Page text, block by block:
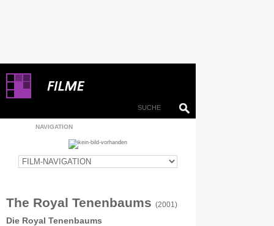
NAVIGATION
The Royal Tenenbaums (2001)
Die Royal Tenenbaums